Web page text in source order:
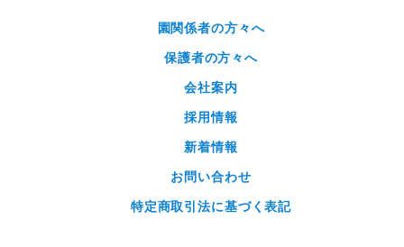
園関係者の方々へ
保護者の方々へ
会社案内
採用情報
新着情報
お問い合わせ
特定商取引法に基づく表記